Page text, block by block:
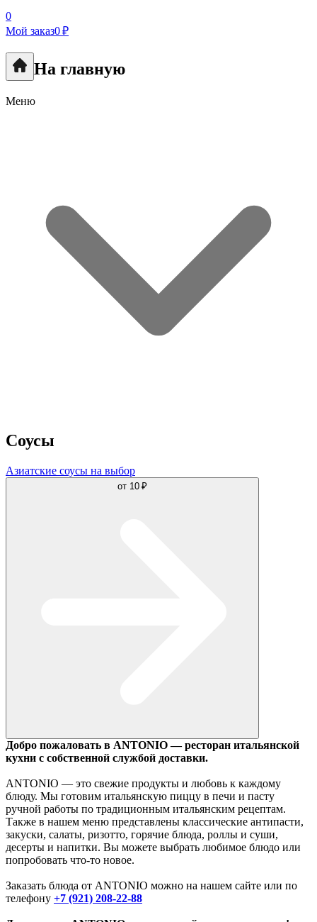
0
Мой заказ0 ₽
На главную
Меню
Соусы
Азиатские соусы на выбор
от 10 ₽
Добро пожаловать в ANTONIO — ресторан итальянской
кухни с собственной службой доставки.
ANTONIO — это свежие продукты и любовь к каждому
блюду. Мы готовим итальянскую пиццу в печи и пасту
ручной работы по традиционным итальянским рецептам.
Также в нашем меню представлены классические антипасти,
закуски, салаты, ризотто, горячие блюда, роллы и суши,
десерты и напитки. Вы можете выбрать любимое блюдо или
попробовать что-то новое.
Заказать блюда от ANTONIO можно на нашем сайте или по
телефону +7 (921) 208-22-88